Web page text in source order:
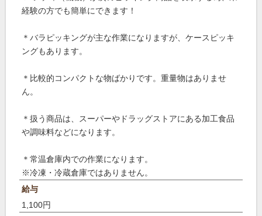
経験の方でも簡単にできます！
＊バラピッキングが主な作業になりますが、ケースピッキ
ングもあります。
＊比較的コンパクトな物ばかりです。重量物はありませ
ん。
＊扱う商品は、スーパーやドラッグストアにある加工食品
や調味料などになります。
＊常温倉庫内での作業になります。
※冷凍・冷蔵倉庫ではありません。
給与
1,100円